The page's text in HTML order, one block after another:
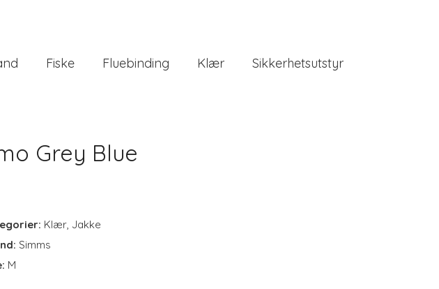
Fiske Fluebinding Klær Sikkerhetsutstyr
Grey Blue
Klær, Jakke
Simms
M